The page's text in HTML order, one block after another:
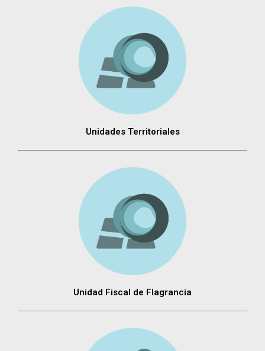
Unidades Territoriales
Unidad Fiscal de Flagrancia